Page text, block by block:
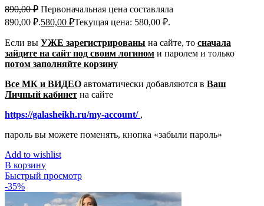
890,00₽ Первоначальная цена составляла
890,00 ₽.580,00 ₽Текущая цена: 580,00 ₽.
Если вы УЖЕ зарегистрированы на сайте, то сначала
зайдите на сайт под своим логином и паролем и только
потом заполняйте корзину
Все МК и ВИДЕО автоматически добавляются в Ваш
Личный кабинет на сайте
https://galasheikh.ru/my-account/ ,
пароль вы можете поменять, кнопка «забыли пароль»
Add to wishlist
В корзину
Быстрый просмотр
-35%